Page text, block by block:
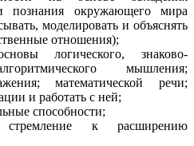
познания окружающего мира
моделировать и объяснять
отношения);
логического, знаково-
мышления;
математической речи;
и работать с ней;
способности;
стремление к расширению